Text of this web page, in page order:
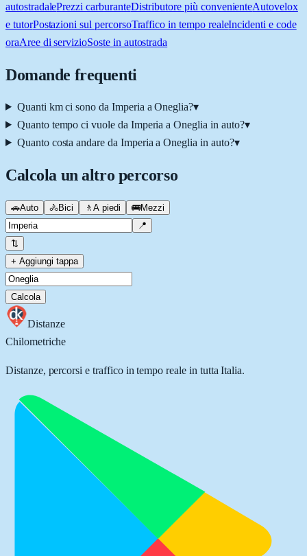
autostradalePrezzi carburanteDistributore più convenienteAutovelox
e tutorPostazioni sul percorsoTraffico in tempo realeIncidenti e code
oraAree di servizioSoste in autostrada
Domande frequenti
Quanti km ci sono da Imperia a Oneglia?▾
Quanto tempo ci vuole da Imperia a Oneglia in auto?▾
Quanto costa andare da Imperia a Oneglia in auto?▾
Calcola un altro percorso
🚗Auto 🚴Bici 🚶 A piedi 🚌Mezzi
📍
⇅
+ Aggiungi tappa
Calcola
Distanze
Chilometriche
Distanze, percorsi e traffico in tempo reale in tutta Italia.